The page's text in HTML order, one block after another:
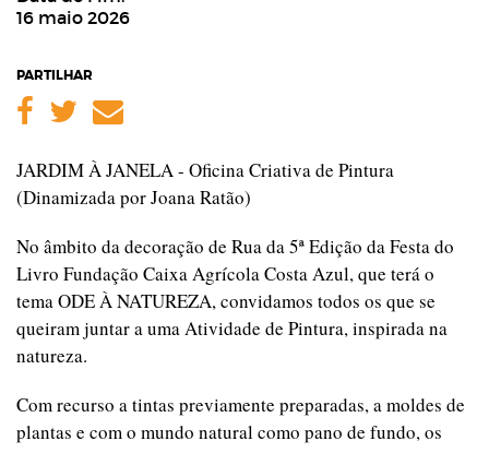
16 maio 2026
PARTILHAR
Facebook
Twitter
Email
JARDIM À JANELA - Oficina Criativa de Pintura
(Dinamizada por Joana Ratão)
No âmbito da decoração de Rua da 5ª Edição da Festa do
Livro Fundação Caixa Agrícola Costa Azul, que terá o
tema ODE À NATUREZA, convidamos todos os que se
queiram juntar a uma Atividade de Pintura, inspirada na
natureza.
Com recurso a tintas previamente preparadas, a moldes de
plantas e com o mundo natural como pano de fundo, os